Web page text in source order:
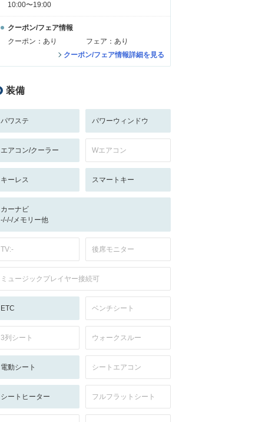
10:00〜19:00
クーポン/フェア情報
クーポン：あり
フェア：あり
クーポン/フェア情報詳細を見る
装備
パワステ パワーウィンドウ
エアコン/クーラー Wエアコン
キーレス スマートキー
カーナビ
-/-/-/メモリー他
TV:- 後席モニター
ミュージックプレイヤー接続可
ETC ベンチシート
3列シート ウォークスルー
電動シート シートエアコン
シートヒーター フルフラットシート